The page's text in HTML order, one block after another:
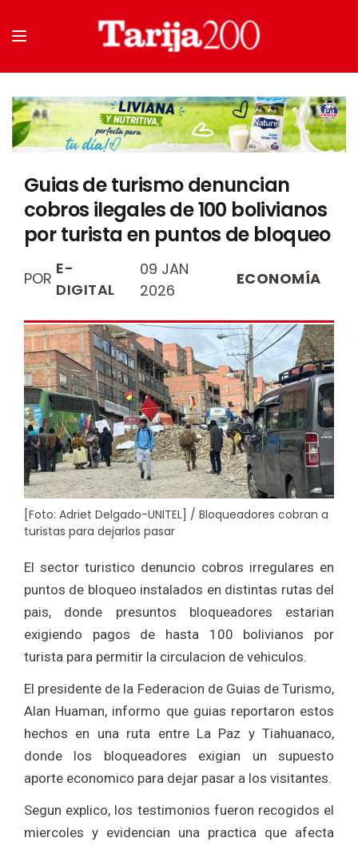
Guias de turismo denuncian
cobros ilegales de 100 bolivianos
por turista en puntos de bloqueo
POR
E-
DIGITAL
09 JAN
2026
ECONOMÍA
[Foto: Adriet Delgado-UNITEL] / Bloqueadores cobran a
turistas para dejarlos pasar
El sector turistico denuncio cobros irregulares en
puntos de bloqueo instalados en distintas rutas del
pais, donde presuntos bloqueadores estarian
exigiendo pagos de hasta 100 bolivianos por
turista para permitir la circulacion de vehiculos.
El presidente de la Federacion de Guias de Turismo,
Alan Huaman, informo que guias reportaron estos
hechos en una ruta entre La Paz y Tiahuanaco,
donde los bloqueadores exigian un supuesto
aporte economico para dejar pasar a los visitantes.
Segun explico, los testimonios fueron recogidos el
miercoles y evidencian una practica que afecta